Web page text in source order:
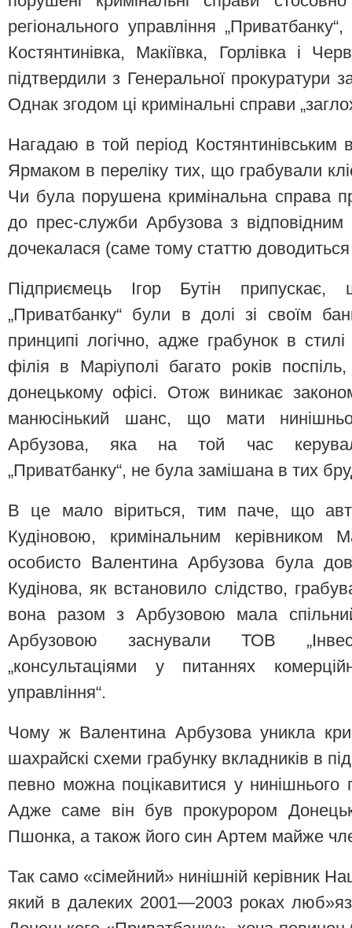
регіонального управління
Костянтинівка, Макіївка, Горлівка і
підтвердили з Генеральної прокуратури
Однак згодом ці кримінальні справи
Нагадаю в той період Костянтинівським
Ярмаком в переліку тих, що грабували
Чи була порушена кримінальна справа
до прес-служби Арбузова з відповідним
дочекалася (саме тому статтю доводиться
Підприємець Ігор Бутін припускає,
„Приватбанку“ були в долі зі своїм
принципі логічно, адже грабунок в стилі
філія в Маріуполі багато років
донецькому офісі. Отож виникає
манюсінький шанс, що мати
Арбузова, яка на той час
„Приватбанку“, не була замішана в тих
В це мало віриться, тим паче, що
Кудіновою, кримінальним керівником
особисто Валентина Арбузова була
Кудінова, як встановило слідство,
вона разом з Арбузовою мала
Арбузовою заснували ТОВ
„консультаціями у питаннях
управління“.
Чому ж Валентина Арбузова уникла
шахрайскі схеми грабунку вкладників в
певно можна поцікавитися у нинішнього
Адже саме він був прокурором
Пшонка, а також його син Артем майже
Так само «сімейний» нинішній керівник
який в далеких 2001—2003 роках